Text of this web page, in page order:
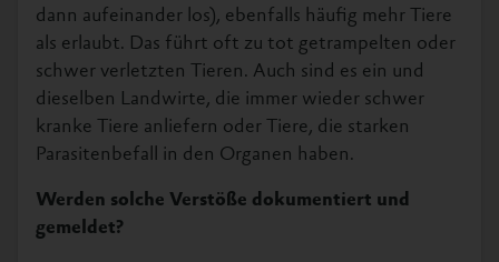
dann aufeinander los), ebenfalls häufig mehr Tiere
als erlaubt. Das führt oft zu tot getrampelten oder
schwer verletzten Tieren. Auch sind es ein und
dieselben Landwirte, die immer wieder schwer
kranke Tiere anliefern oder Tiere, die starken
Parasitenbefall in den Organen haben.
Werden solche Verstöße dokumentiert und
gemeldet?